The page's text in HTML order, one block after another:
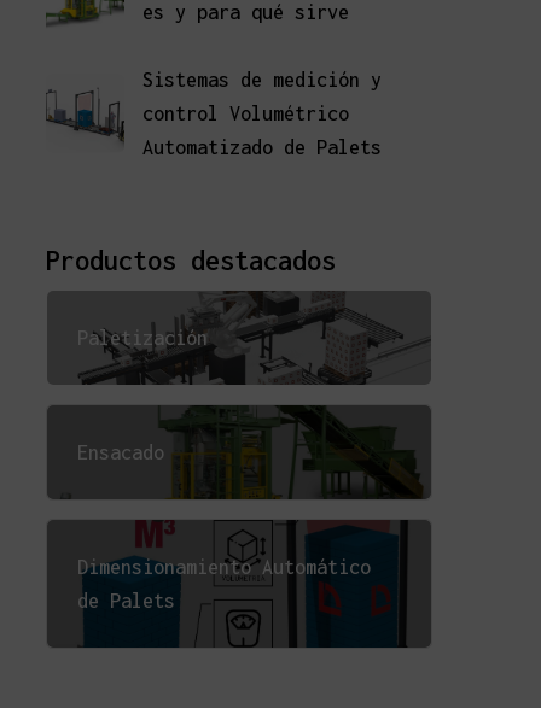
es y para qué sirve
Sistemas de medición y
control Volumétrico
Automatizado de Palets
Productos destacados
Paletización
Ensacado
Dimensionamiento Automático
de Palets